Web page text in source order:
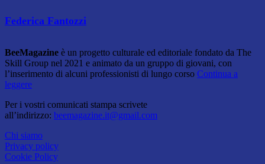
Federica Fantozzi
BeeMagazine è un progetto culturale ed editoriale fondato da The
Skill Group nel 2021 e animato da un gruppo di giovani, con
l’inserimento di alcuni professionisti di lungo corso Continua a
leggere
Per i vostri comunicati stampa scrivete
all’indirizzo: beemagazine.it@gmail.com
Chi siamo
Privacy policy
Cookie Policy